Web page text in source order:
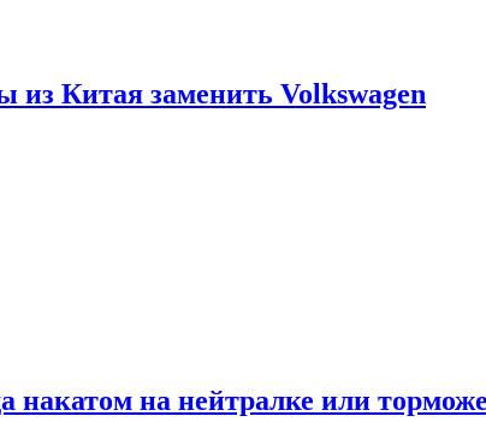
из Китая заменить Volkswagen
накатом на нейтралке или